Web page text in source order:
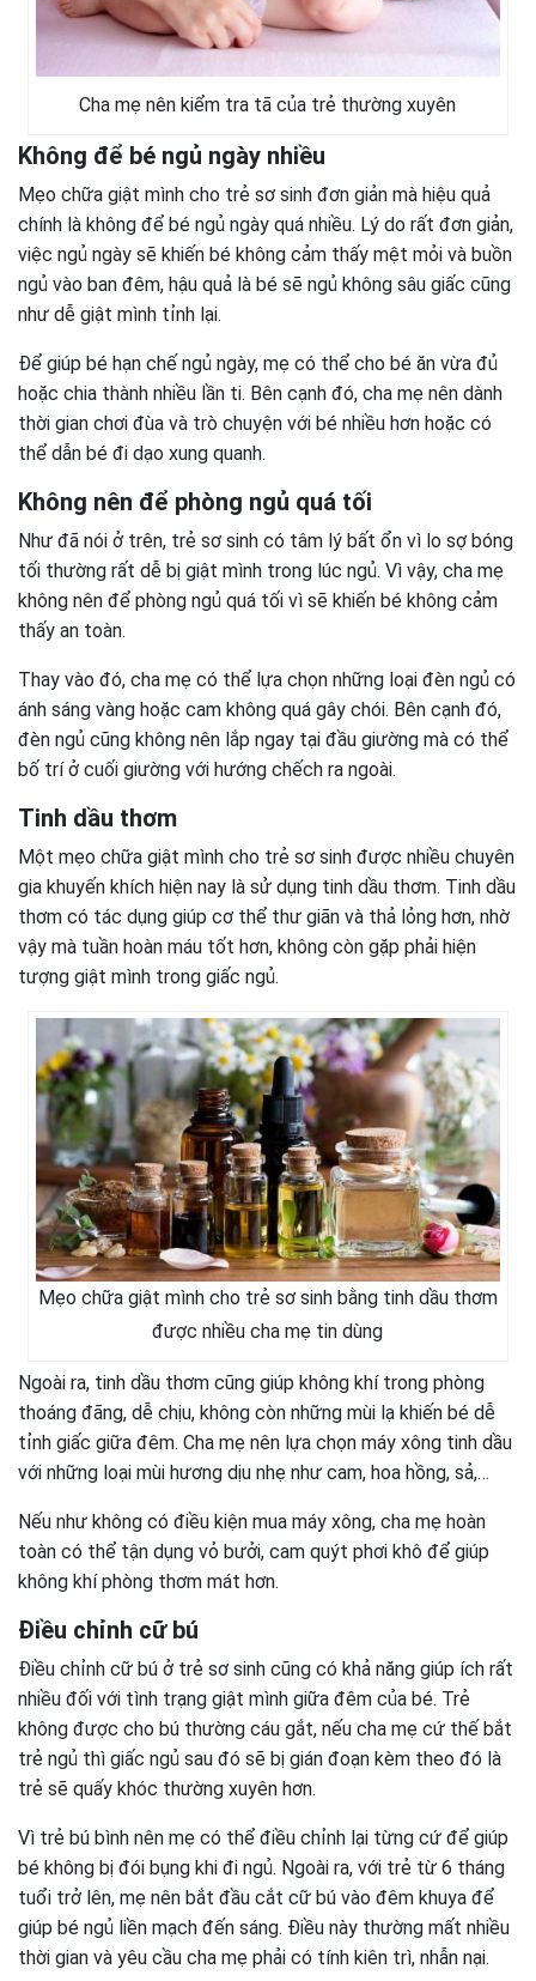
Cha mẹ nên kiểm tra tã của trẻ thường xuyên
Không để bé ngủ ngày nhiều
Mẹo chữa giật mình cho trẻ sơ sinh đơn giản mà hiệu quả
chính là không để bé ngủ ngày quá nhiều. Lý do rất đơn giản,
việc ngủ ngày sẽ khiến bé không cảm thấy mệt mỏi và buồn
ngủ vào ban đêm, hậu quả là bé sẽ ngủ không sâu giấc cũng
như dễ giật mình tỉnh lại.
Để giúp bé hạn chế ngủ ngày, mẹ có thể cho bé ăn vừa đủ
hoặc chia thành nhiều lần ti. Bên cạnh đó, cha mẹ nên dành
thời gian chơi đùa và trò chuyện với bé nhiều hơn hoặc có
thể dẫn bé đi dạo xung quanh.
Không nên để phòng ngủ quá tối
Như đã nói ở trên, trẻ sơ sinh có tâm lý bất ổn vì lo sợ bóng
tối thường rất dễ bị giật mình trong lúc ngủ. Vì vậy, cha mẹ
không nên để phòng ngủ quá tối vì sẽ khiến bé không cảm
thấy an toàn.
Thay vào đó, cha mẹ có thể lựa chọn những loại đèn ngủ có
ánh sáng vàng hoặc cam không quá gây chói. Bên cạnh đó,
đèn ngủ cũng không nên lắp ngay tại đầu giường mà có thể
bố trí ở cuối giường với hướng chếch ra ngoài.
Tinh dầu thơm
Một mẹo chữa giật mình cho trẻ sơ sinh được nhiều chuyên
gia khuyến khích hiện nay là sử dụng tinh dầu thơm. Tinh dầu
thơm có tác dụng giúp cơ thể thư giãn và thả lỏng hơn, nhờ
vậy mà tuần hoàn máu tốt hơn, không còn gặp phải hiện
tượng giật mình trong giấc ngủ.
Mẹo chữa giật mình cho trẻ sơ sinh bằng tinh dầu thơm
được nhiều cha mẹ tin dùng
Ngoài ra, tinh dầu thơm cũng giúp không khí trong phòng
thoáng đãng, dễ chịu, không còn những mùi lạ khiến bé dễ
tỉnh giấc giữa đêm. Cha mẹ nên lựa chọn máy xông tinh dầu
với những loại mùi hương dịu nhẹ như cam, hoa hồng, sả,…
Nếu như không có điều kiện mua máy xông, cha mẹ hoàn
toàn có thể tận dụng vỏ bưởi, cam quýt phơi khô để giúp
không khí phòng thơm mát hơn.
Điều chỉnh cữ bú
Điều chỉnh cữ bú ở trẻ sơ sinh cũng có khả năng giúp ích rất
nhiều đối với tình trạng giật mình giữa đêm của bé. Trẻ
không được cho bú thường cáu gắt, nếu cha mẹ cứ thế bắt
trẻ ngủ thì giấc ngủ sau đó sẽ bị gián đoạn kèm theo đó là
trẻ sẽ quấy khóc thường xuyên hơn.
Vì trẻ bú bình nên mẹ có thể điều chỉnh lại từng cứ để giúp
bé không bị đói bụng khi đi ngủ. Ngoài ra, với trẻ từ 6 tháng
tuổi trở lên, mẹ nên bắt đầu cắt cữ bú vào đêm khuya để
giúp bé ngủ liền mạch đến sáng. Điều này thường mất nhiều
thời gian và yêu cầu cha mẹ phải có tính kiên trì, nhẫn nại.